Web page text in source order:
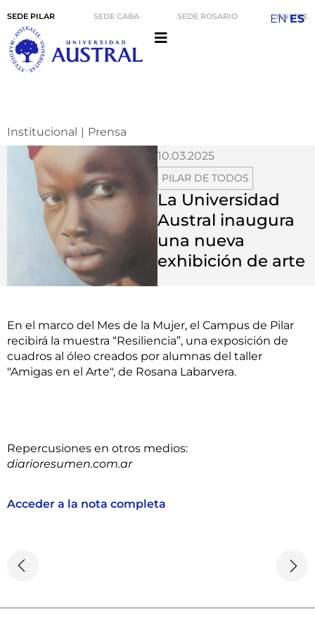
SEDE PILAR SEDE CABA SEDE ROSARIO ONLINE
Institucional | Prensa
10.03.2025
PILAR DE TODOS
La Universidad
Austral inaugura
una nueva
exhibición de arte
En el marco del Mes de la Mujer, el Campus de Pilar
recibirá la muestra “Resiliencia”, una exposición de
cuadros al óleo creados por alumnas del taller
"Amigas en el Arte", de Rosana Labarvera.
Repercusiones en otros medios:
diarioresumen.com.ar
Acceder a la nota completa
EN ES